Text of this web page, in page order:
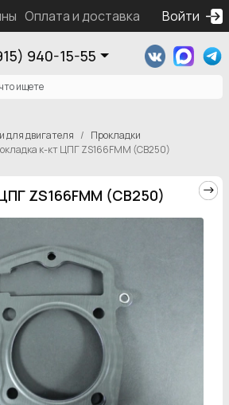
Оплата и доставка Контакты
Войти
940-15-55
для двигателя
Прокладки
к-кт ЦПГ ZS166FMM (CB250)
ZS166FMM (CB250)